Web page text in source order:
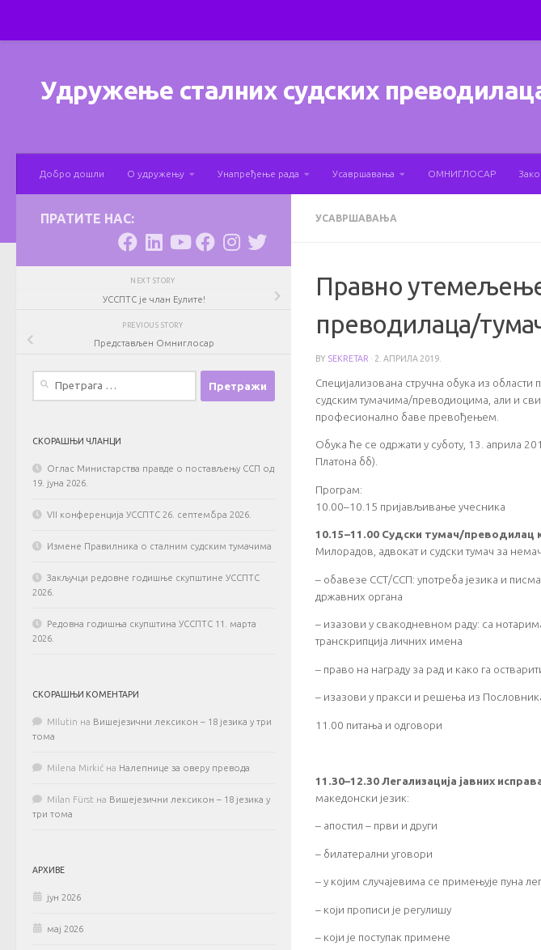
Удружење сталних судских
Добро дошли О удружењу Унапређење рада Усавршавања ОМНИГЛОСАР
УСАВРШАВАЊА
Правно
преводилаца/
BY SEKRETAR · 2. АПРИЛА 2019.
Специјализована стручна обука из
судским тумачима/преводиоцима, али и
професионално баве превођењем.
Обука ће се одржати у суботу, 13. априла
Платона бб).
Програм:
10.00–10.15 пријављивање учесника
10.15–11.00 Судски тумач/преводилац
Милорадов, адвокат и судски тумач за
– обавезе ССТ/ССП: употреба језика и
државних органа
– изазови у свакодневном раду: са
транскрипција личних имена
– право на награду за рад и како га
– изазови у пракси и решења из
11.00 питања и одговори
11.30–12.30 Легализација јавних
македонски језик:
– aпостил – први и други
– билатерални уговори
– у којим случајевима се примењује пуна
– који прописи је регулишу
– који је поступак примене
ПРАТИТЕ НАС:
NEXT STORY
УССПТС је члан Еулите!
PREVIOUS STORY
Представљен Омниглосар
Претрага
СКОРАШЊИ ЧЛАНЦИ
Оглас Министарства правде о постављењу ССП од
19. јуна 2026.
VII конференција УССПТС 26. септембра 2026.
Измене Правилника о сталним судским тумачима
Закључци редовне годишње скупштине УССПТС
2026.
Редовна годишња скупштина УССПТС 11. марта
2026.
СКОРАШЊИ КОМЕНТАРИ
MIlutin на Вишејезични лексикон – 18 језика у три
тома
Milena Mirkić на Налепнице за оверу превода
Milan Fürst на Вишејезични лексикон – 18 језика у
три тома
АРХИВЕ
јун 2026
мај 2026